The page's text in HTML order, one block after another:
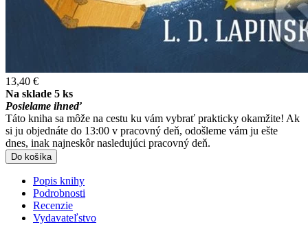
13,40 €
Na sklade 5 ks
Posielame ihneď
Táto kniha sa môže na cestu ku vám vybrať prakticky okamžite! Ak
si ju objednáte do 13:00 v pracovný deň, odošleme vám ju ešte
dnes, inak najneskôr nasledujúci pracovný deň.
Do košíka
Popis knihy
Podrobnosti
Recenzie
Vydavateľstvo